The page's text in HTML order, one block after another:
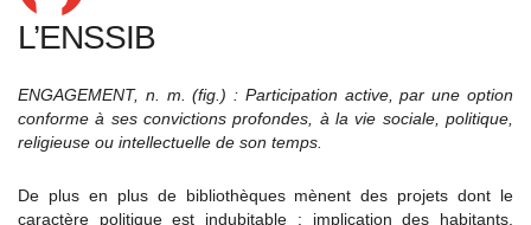
L’ENSSIB
ENGAGEMENT, n. m. (fig.) : Participation active, par une option
conforme à ses convictions profondes, à la vie sociale, politique,
religieuse ou intellectuelle de son temps.
De plus en plus de bibliothèques mènent des projets dont le
caractère politique est indubitable : implication des habitants,